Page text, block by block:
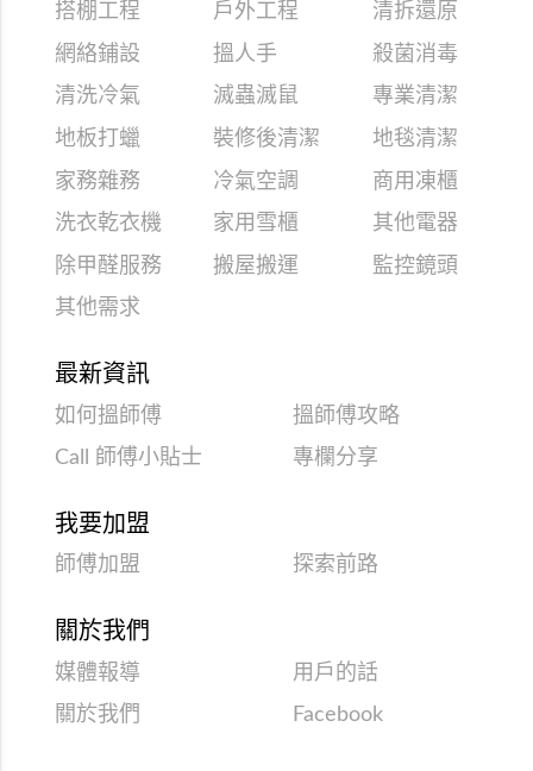
搭棚工程
戶外工程
清拆還原
網絡鋪設
搵人手
殺菌消毒
清洗冷氣
滅蟲滅鼠
專業清潔
地板打蠟
裝修後清潔
地毯清潔
家務雜務
冷氣空調
商用凍櫃
洗衣乾衣機
家用雪櫃
其他電器
除甲醛服務
搬屋搬運
監控鏡頭
其他需求
最新資訊
如何搵師傅
搵師傅攻略
Call 師傅小貼士
專欄分享
我要加盟
師傅加盟 探索前路
關於我們
媒體報導
用戶的話
關於我們
Facebook